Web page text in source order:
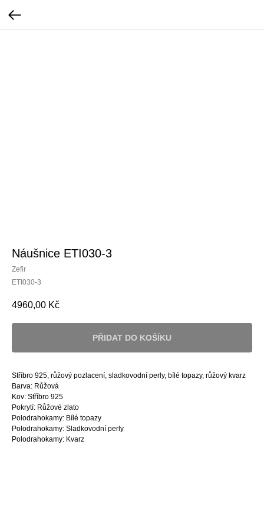
Náušnice ETI030-3
Zefir
ETI030-3
4960,00 Kč
PŘIDAT DO KOŠÍKU
Stříbro 925, růžový pozlacení, sladkovodní perly, bílé topazy, růžový kvarz
Barva: Růžová
Kov: Stříbro 925
Pokrytí: Růžové zlato
Polodrahokamy: Bílé topazy
Polodrahokamy: Sladkovodní perly
Polodrahokamy: Kvarz